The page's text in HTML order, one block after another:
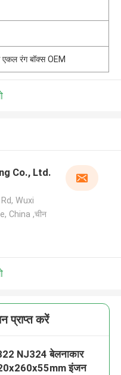
एकल रंग बॉक्स OEM
Co., Ltd.
Wuxi
China ,चीन
प्राप्त करें
NJ324 बेलनाकार
इंजन